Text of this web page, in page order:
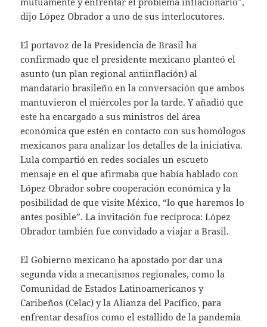
dijo López Obrador a uno de sus interlocutores.
El portavoz de la Presidencia de Brasil ha
confirmado que el presidente mexicano planteó el
asunto (un plan regional antiinflación) al
mandatario brasileño en la conversación que ambos
mantuvieron el miércoles por la tarde. Y añadió que
este ha encargado a sus ministros del área
económica que estén en contacto con sus homólogos
mexicanos para analizar los detalles de la iniciativa.
Lula compartió en redes sociales un escueto
mensaje en el que afirmaba que había hablado con
López Obrador sobre cooperación económica y la
posibilidad de que visite México, “lo que haremos lo
antes posible”. La invitación fue recíproca: López
Obrador también fue convidado a viajar a Brasil.
El Gobierno mexicano ha apostado por dar una
segunda vida a mecanismos regionales, como la
Comunidad de Estados Latinoamericanos y
Caribeños (Celac) y la Alianza del Pacífico, para
enfrentar desafíos como el estallido de la pandemia